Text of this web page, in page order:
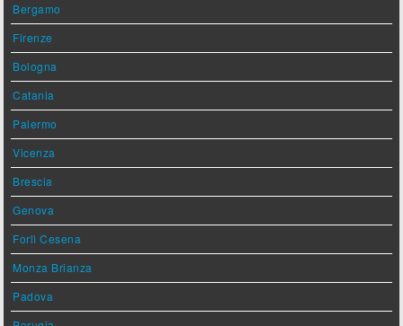
Bergamo
Firenze
Bologna
Catania
Palermo
Vicenza
Brescia
Genova
Forlì Cesena
Monza Brianza
Padova